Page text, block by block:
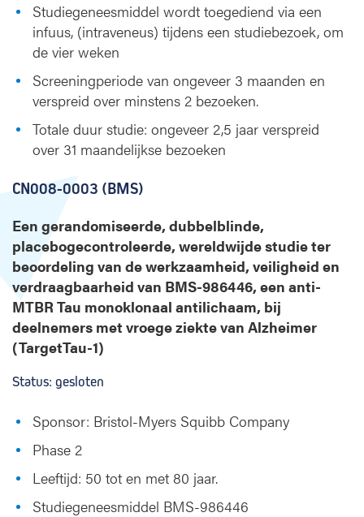
Studiegeneesmiddel wordt toegediend via een
infuus, (intraveneus) tijdens een studiebezoek, om
de vier weken
Screeningperiode van ongeveer 3 maanden en
verspreid over minstens 2 bezoeken.
Totale duur studie: ongeveer 2,5 jaar verspreid
over 31 maandelijkse bezoeken
CN008-0003 (BMS)
Een gerandomiseerde, dubbelblinde,
placebogecontroleerde, wereldwijde studie ter
beoordeling van de werkzaamheid, veiligheid en
verdraagbaarheid van BMS-986446, een anti-
MTBR Tau monoklonaal antilichaam, bij
deelnemers met vroege ziekte van Alzheimer
(TargetTau-1)
Status: gesloten
Sponsor: Bristol-Myers Squibb Company
Phase 2
Leeftijd: 50 tot en met 80 jaar.
Studiegeneesmiddel BMS-986446